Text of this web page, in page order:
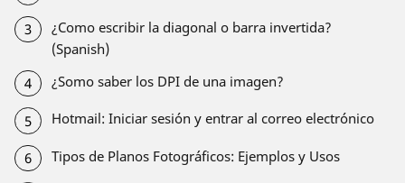
¿Como escribir la diagonal o barra invertida?
(Spanish)
¿Somo saber los DPI de una imagen?
Hotmail: Iniciar sesión y entrar al correo electrónico
Tipos de Planos Fotográficos: Ejemplos y Usos